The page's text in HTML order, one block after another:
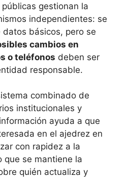
gestionan la
independientes: se
básicos, pero se
cambios en
o teléfonos deben ser
responsable.
combinado de
institucionales y
ayuda a que
en el ajedrez en
con rapidez a la
que se mantiene la
quién actualiza y